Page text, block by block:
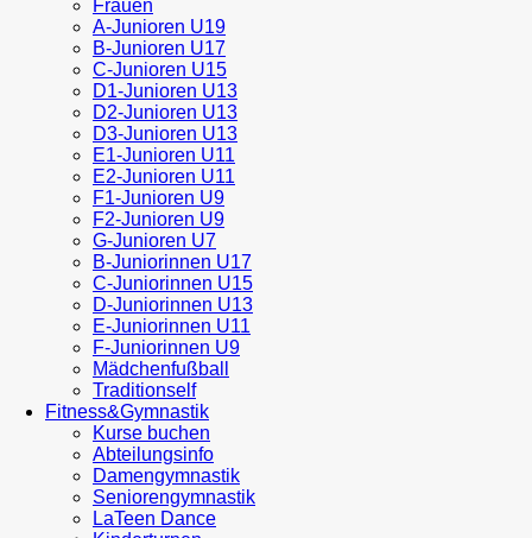
Frauen
A-Junioren U19
B-Junioren U17
C-Junioren U15
D1-Junioren U13
D2-Junioren U13
D3-Junioren U13
E1-Junioren U11
E2-Junioren U11
F1-Junioren U9
F2-Junioren U9
G-Junioren U7
B-Juniorinnen U17
C-Juniorinnen U15
D-Juniorinnen U13
E-Juniorinnen U11
F-Juniorinnen U9
Mädchenfußball
Traditionself
Fitness&Gymnastik
Kurse buchen
Abteilungsinfo
Damengymnastik
Seniorengymnastik
LaTeen Dance